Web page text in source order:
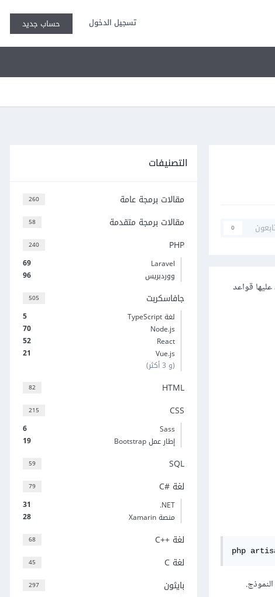
تسجيل الدخول حساب جديد
0
عليها قواعد
php
التصنيفات
260 مقالات برمجة عامة
58 مقالات برمجة متقدمة
240 PHP
69
Laravel
96
ووردبريس
505 جافاسكربت
5
لغة TypeScript
70
Node.js
52
React
21
Vue.js
(و 3 أكثر)
82 HTML
215 CSS
6
Sass
19
إطار عمل Bootstrap
59 SQL
79 لغة C#‎
31
‎.NET
28
منصة Xamarin
68 لغة C++‎
45 لغة C
297 بايثون